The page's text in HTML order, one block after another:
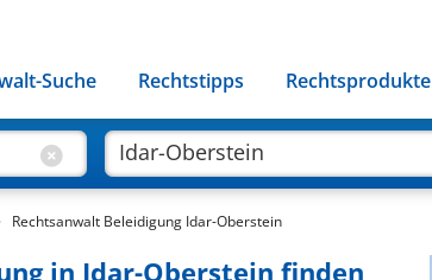
Suche Rechtstipps Rechtsprodukte
Rechtsanwalt Beleidigung Idar-Oberstein
in Idar-Oberstein finden